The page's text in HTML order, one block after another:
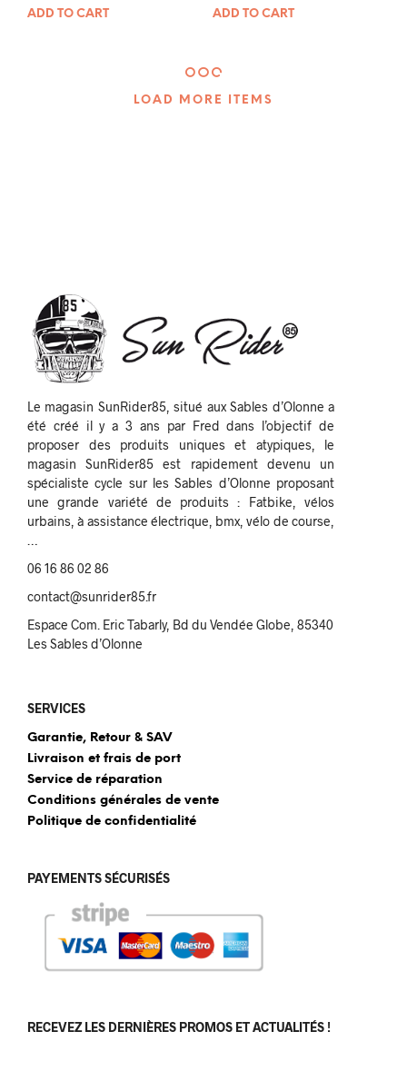
ADD TO CART ADD TO CART
LOAD MORE ITEMS
Le magasin SunRider85, situé aux Sables d’Olonne a
été créé il y a 3 ans par Fred dans l’objectif de
proposer des produits uniques et atypiques, le
magasin SunRider85 est rapidement devenu un
spécialiste cycle sur les Sables d’Olonne proposant
une grande variété de produits : Fatbike, vélos
urbains, à assistance électrique, bmx, vélo de course,
06 16 86 02 86
contact@sunrider85.fr
Espace Com. Eric Tabarly, Bd du Vendée Globe, 85340
Les Sables d’Olonne
SERVICES
Garantie, Retour & SAV
Livraison et frais de port
Service de réparation
Conditions générales de vente
Politique de confidentialité
PAYEMENTS SÉCURISÉS
RECEVEZ LES DERNIÈRES PROMOS ET ACTUALITÉS !